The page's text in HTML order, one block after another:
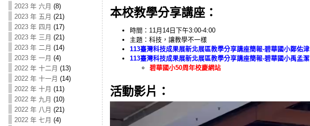
2023 年 六月 (8)
2023 年 五月 (21)
2023 年 四月 (17)
2023 年 三月 (21)
2023 年 二月 (14)
2023 年 一月 (4)
2022 年 十二月 (13)
2022 年 十一月 (14)
2022 年 十月 (11)
2022 年 九月 (10)
2022 年 八月 (21)
2022 年 七月 (4)
本校教學分享講座：
時間：11月14日下午3:00-4:00
主題：科技，讓教學不一樣
113臺灣科技成果展新北展區教學分享講座簡報-碧華國小鄭佑津
113臺灣科技成果展新北展區教學分享講座簡報-碧華國小禹孟潔
碧華國小50周年校慶網站
活動影片：